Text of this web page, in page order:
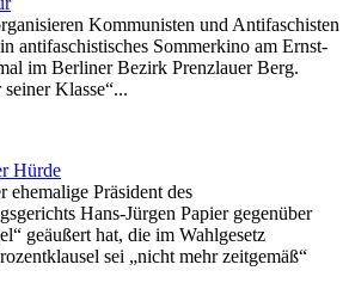
Kommunisten und Antifaschisten
antifaschistisches Sommerkino am Ernst-
im Berliner Bezirk Prenzlauer Berg.
Klasse“...
Hürde
ehemalige Präsident des
Hans-Jürgen Papier gegenüber
geäußert hat, die im Wahlgesetz
sei „nicht mehr zeitgemäß“